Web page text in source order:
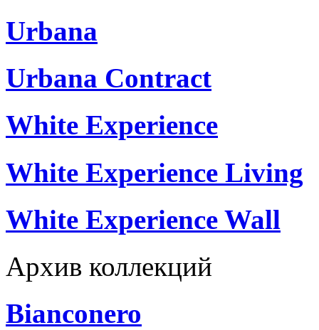
Urbana
Urbana Contract
White Experience
White Experience Living
White Experience Wall
Архив коллекций
Bianconero